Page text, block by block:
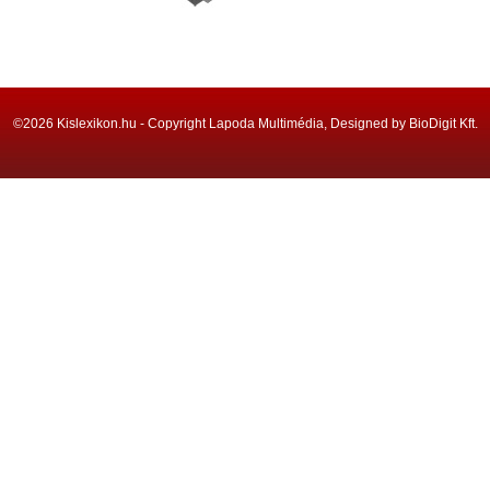
©2026 Kislexikon.hu - Copyright Lapoda Multimédia, Designed by BioDigit Kft.